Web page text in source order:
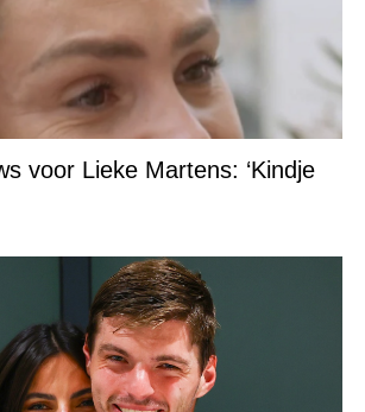
voor Lieke Martens: ‘Kindje